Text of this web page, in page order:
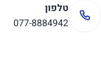
טלפון
077-8884942